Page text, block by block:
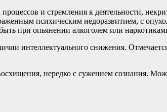
и стремления к деятельности,
психическим недоразвитием, с
при опьянении алкоголем или
интеллектуального снижения.
нередко с сужением сознания.